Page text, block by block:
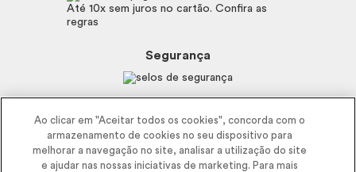
Trabalhe com a gente
Recomendações Covid19
E-mailAté 10x sem juros no cartão. Confira as
regras
Segurança
Ao clicar em "Aceitar todos os cookies", concorda com o
armazenamento de cookies no seu dispositivo para
melhorar a navegação no site, analisar a utilização do site
e ajudar nas nossas iniciativas de marketing. Para mais